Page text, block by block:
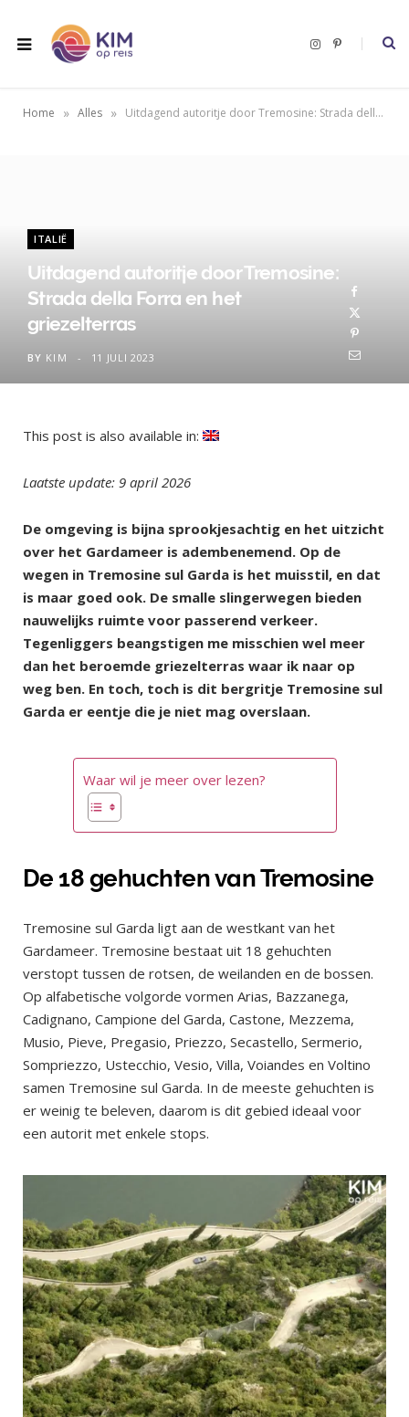
I
r
P
e
Home » Alles » Uitdagend autoritje door Tremosine: Strada della Forra en het griezelterras
ITALIË
Uitdagend autoritje door Tremosine:
Strada della Forra en het
griezelterras
BY KIM 11 JULI 2023
This post is also available in:
Laatste update: 9 april 2026
De omgeving is bijna sprookjesachtig en het uitzicht
over het Gardameer is adembenemend. Op de
wegen in Tremosine sul Garda is het muisstil, en dat
is maar goed ook. De smalle slingerwegen bieden
nauwelijks ruimte voor passerend verkeer.
Tegenliggers beangstigen me misschien wel meer
dan het beroemde griezelterras waar ik naar op
weg ben. En toch, toch is dit bergritje Tremosine sul
Garda er eentje die je niet mag overslaan.
Waar wil je meer over lezen?
De 18 gehuchten van Tremosine
Tremosine sul Garda ligt aan de westkant van het
Gardameer. Tremosine bestaat uit 18 gehuchten
verstopt tussen de rotsen, de weilanden en de bossen.
Op alfabetische volgorde vormen Arias, Bazzanega,
Cadignano, Campione del Garda, Castone, Mezzema,
Musio, Pieve, Pregasio, Priezzo, Secastello, Sermerio,
Sompriezzo, Ustecchio, Vesio, Villa, Voiandes en Voltino
samen Tremosine sul Garda. In de meeste gehuchten is
er weinig te beleven, daarom is dit gebied ideaal voor
een autorit met enkele stops.